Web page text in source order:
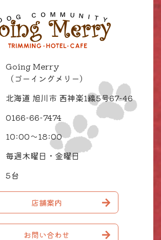
Going Merry
（ゴーイングメリー）
北海道 旭川市 西神楽1線5号67-46
0166-66-7474
10:00～18:00
毎週木曜日・金曜日
5台
店舗案内
お問い合わせ